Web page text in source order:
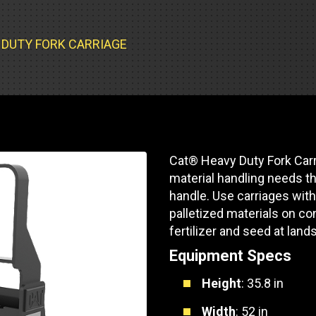
Sistemas de
MedGas
SOLICITE UN
de carga
y autocaravanas
Otras industrias
Minería
Aire comprimido
Poder Marino
FORK CARRIAGE
Cat® Heavy Duty Fork
material handling needs
handle. Use carriages
palletized materials on
fertilizer and seed at
Equipment Specs
Height: 35.8 in
Width: 52 in